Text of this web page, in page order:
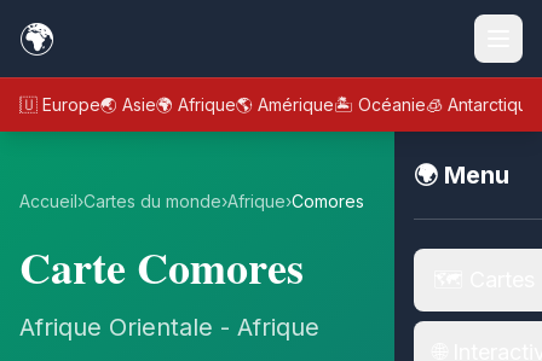
🌍
🇪🇺 Europe🌏 Asie🌍 Afrique🌎 Amérique🏝️ Océanie🧊 Antarctique
🌍 Menu
Accueil›Cartes du monde›Afrique›Comores
Carte Comores
Afrique Orientale - Afrique